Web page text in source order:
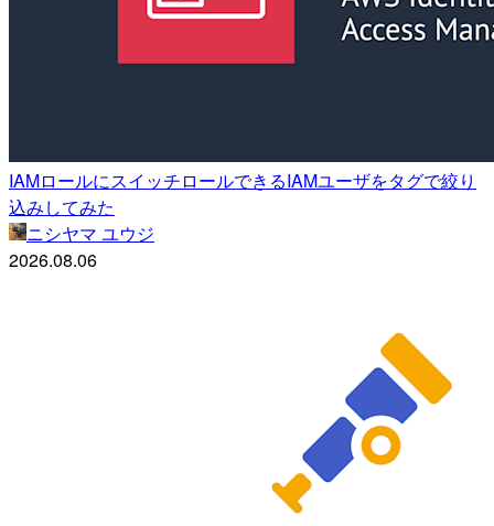
IAMロールにスイッチロールできるIAMユーザをタグで絞り
込みしてみた
ニシヤマ ユウジ
2026.08.06